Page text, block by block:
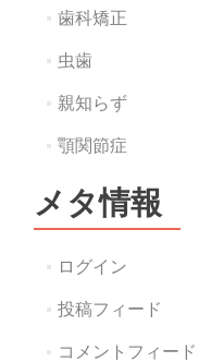
歯科矯正
虫歯
親知らず
顎関節症
メタ情報
ログイン
投稿フィード
コメントフィード